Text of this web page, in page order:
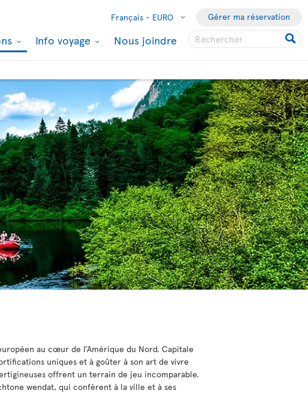
Français - EURO Gérer ma réservation
Info voyage Nous joindre
au cœur de l’Amérique du Nord. Capitale
uniques et à goûter à son art de vivre
offrent un terrain de jeu incomparable.
wendat, qui confèrent à la ville et à ses